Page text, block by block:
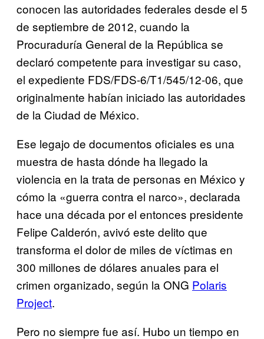
conocen las autoridades federales desde el 5
de septiembre de 2012, cuando la
Procuraduría General de la República se
declaró competente para investigar su caso,
el expediente FDS/FDS-6/T1/545/12-06, que
originalmente habían iniciado las autoridades
de la Ciudad de México.
Ese legajo de documentos oficiales es una
muestra de hasta dónde ha llegado la
violencia en la trata de personas en México y
cómo la «guerra contra el narco», declarada
hace una década por el entonces presidente
Felipe Calderón, avivó este delito que
transforma el dolor de miles de víctimas en
300 millones de dólares anuales para el
crimen organizado, según la ONG Polaris
Project.
Pero no siempre fue así. Hubo un tiempo en